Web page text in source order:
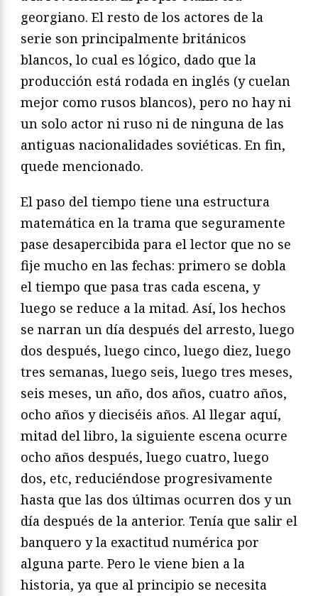
georgiano. El resto de los actores de la
serie son principalmente británicos
blancos, lo cual es lógico, dado que la
producción está rodada en inglés (y cuelan
mejor como rusos blancos), pero no hay ni
un solo actor ni ruso ni de ninguna de las
antiguas nacionalidades soviéticas. En fin,
quede mencionado.
El paso del tiempo tiene una estructura
matemática en la trama que seguramente
pase desapercibida para el lector que no se
fije mucho en las fechas: primero se dobla
el tiempo que pasa tras cada escena, y
luego se reduce a la mitad. Así, los hechos
se narran un día después del arresto, luego
dos después, luego cinco, luego diez, luego
tres semanas, luego seis, luego tres meses,
seis meses, un año, dos años, cuatro años,
ocho años y dieciséis años. Al llegar aquí,
mitad del libro, la siguiente escena ocurre
ocho años después, luego cuatro, luego
dos, etc, reduciéndose progresivamente
hasta que las dos últimas ocurren dos y un
día después de la anterior. Tenía que salir el
banquero y la exactitud numérica por
alguna parte. Pero le viene bien a la
historia, ya que al principio se necesita